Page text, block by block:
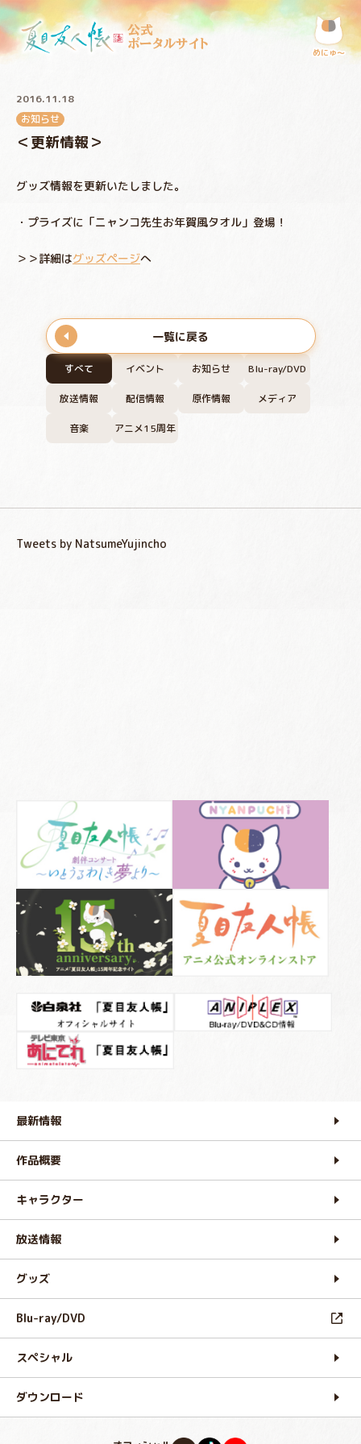
公式
ポータルサイト
めにゅ〜
すべて イベント お知らせ Blu-ray/DVD
放送情報 配信情報 原作情報 メディア
音楽 アニメ15周年
2016.11.18
お知らせ
＜更新情報＞
グッズ情報を更新いたしました。
・プライズに「ニャンコ先生お年賀風タオル」登場！
＞＞詳細はグッズページへ
一覧に戻る
Tweets by NatsumeYujincho
最新情報
作品概要
キャラクター
放送情報
グッズ
Blu-ray/DVD
スペシャル
ダウンロード